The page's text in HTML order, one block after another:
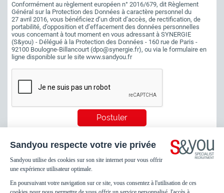
Conformément au règlement européen n° 2016/679, dit Règlement
Général sur la Protection des Données à caractère personnel du
27 avril 2016, vous bénéficiez d’un droit d’accès, de rectification, de
portabilité, d’opposition et d’effacement des données personnelles
vous concernant à tout moment en vous adressant à SYNERGIE
(S&you) - Délégué à la Protection des Données - 160 rue de Paris -
92100 Boulogne-Billancourt (dpo@synergie.fr), ou via le formulaire en
ligne disponible sur le site www.sandyou.fr
Footer
menu
Mentions légales
Protection des Données